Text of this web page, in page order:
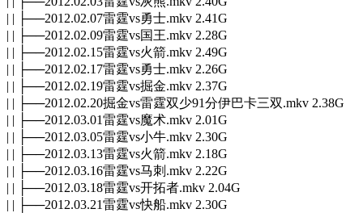
| | ├──2012.02.07雷霆vs勇士.mkv 2.41G
| | ├──2012.02.09雷霆vs国王.mkv 2.28G
| | ├──2012.02.15雷霆vs火箭.mkv 2.49G
| | ├──2012.02.17雷霆vs勇士.mkv 2.26G
| | ├──2012.02.19雷霆vs掘金.mkv 2.37G
| | ├──2012.02.20掘金vs雷霆双少91分伊巴卡三双.mkv 2.38G
| | ├──2012.03.01雷霆vs魔术.mkv 2.01G
| | ├──2012.03.05雷霆vs小牛.mkv 2.30G
| | ├──2012.03.13雷霆vs火箭.mkv 2.18G
| | ├──2012.03.16雷霆vs马刺.mkv 2.22G
| | ├──2012.03.18雷霆vs开拓者.mkv 2.04G
| | ├──2012.03.21雷霆vs快船.mkv 2.30G